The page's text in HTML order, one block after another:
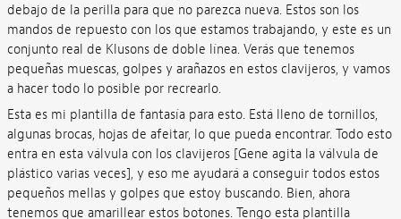
debajo de la perilla para que no parezca nueva. Estos son los
mandos de repuesto con los que estamos trabajando, y este es un
conjunto real de Klusons de doble línea. Verás que tenemos
pequeñas muescas, golpes y arañazos en estos clavijeros, y vamos
a hacer todo lo posible por recrearlo.
Esta es mi plantilla de fantasía para esto. Está lleno de tornillos,
algunas brocas, hojas de afeitar, lo que pueda encontrar. Todo esto
entra en esta válvula con los clavijeros [Gene agita la válvula de
plástico varias veces], y eso me ayudará a conseguir todos estos
pequeños mellas y golpes que estoy buscando. Bien, ahora
tenemos que amarillear estos botones. Tengo esta plantilla